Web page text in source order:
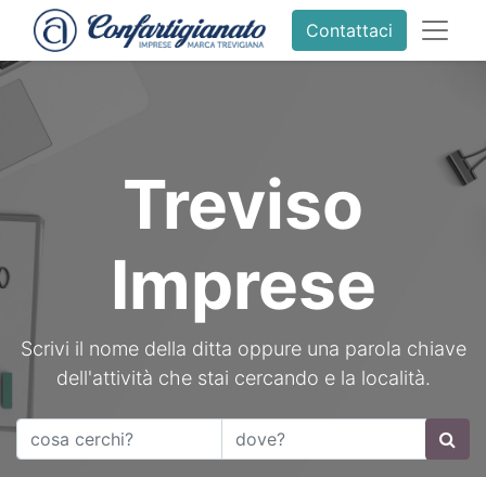
Contattaci
Treviso
Imprese
Scrivi il nome della ditta oppure una parola chiave
dell'attività che stai cercando e la località.